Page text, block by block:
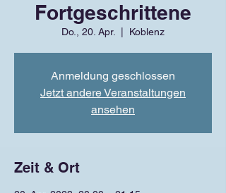
Fortgeschrittene
Do., 20. Apr. Koblenz
Anmeldung geschlossen
Jetzt andere Veranstaltungen
ansehen
Zeit & Ort